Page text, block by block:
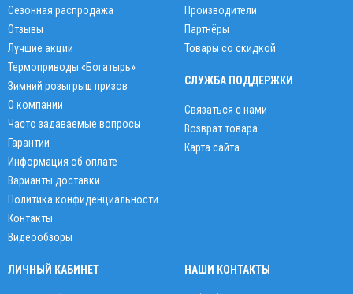
Сезонная распродажа
Отзывы
Лучшие акции
Термоприводы «Богатырь»
Зимний розыгрыш призов
О компании
Часто задаваемые вопросы
Гарантии
Информация об оплате
Варианты доставки
Политика конфиденциальности
Контакты
Видеообзоры
Производители
Партнёры
Товары со скидкой
СЛУЖБА ПОДДЕРЖКИ
Связаться с нами
Возврат товара
Карта сайта
ЛИЧНЫЙ КАБИНЕТ НАШИ КОНТАКТЫ